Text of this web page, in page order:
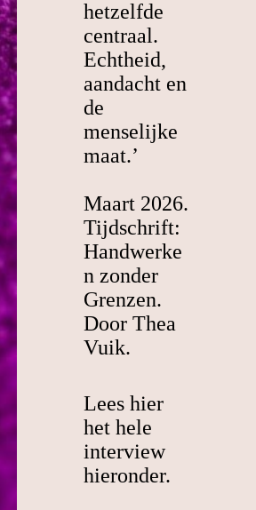
hetzelfde
centraal.
Echtheid,
aandacht en
de
menselijke
maat.’
Maart 2026.
Tijdschrift:
Handwerke
n zonder
Grenzen.
Door Thea
Vuik.
Lees hier
het hele
interview
hieronder.